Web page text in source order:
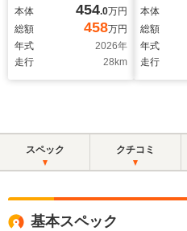
ラインドスポットモニ
ター 快適利便パッケ
ージHi ユニバーサル
ヒーター
本体 454.0万円
総額
458万円
年式
2026年
走行
28 km
トヨタ
ドバン
ジタル
登録済
本体
総額
年式
走行
スペック クチコミ
基本スペック